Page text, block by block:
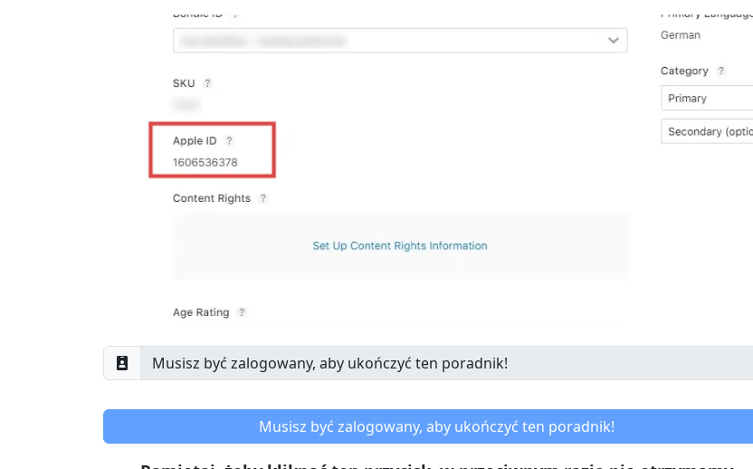
Musisz być zalogowany, aby ukończyć ten poradnik!